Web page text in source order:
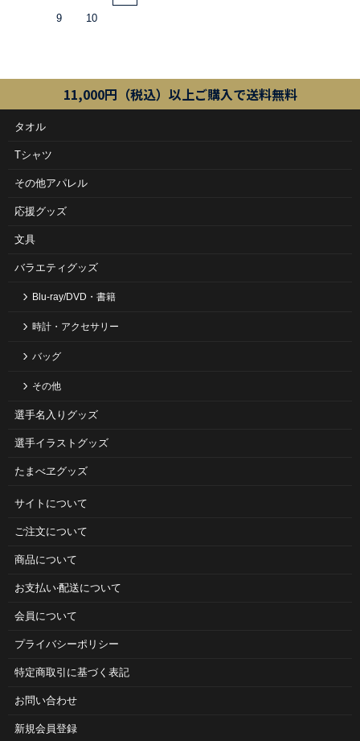
9 10
11,000円（税込）以上ご購入で送料無料
タオル
Tシャツ
その他アパレル
応援グッズ
文具
バラエティグッズ
Blu-ray/DVD・書籍
時計・アクセサリー
バッグ
その他
選手名入りグッズ
選手イラストグッズ
たまべヱグッズ
サイトについて
ご注⽂について
商品について
お⽀払い‧配送について
会員について
プライバシーポリシー
特定商取引に基づく表記
お問い合わせ
新規会員登録